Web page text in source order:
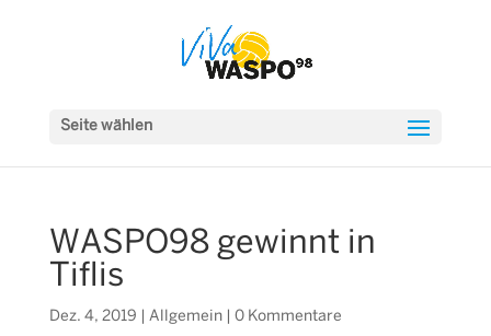
Seite wählen
WASPO98 gewinnt in
Tiflis
Dez. 4, 2019 Allgemein| 0 Kommentare